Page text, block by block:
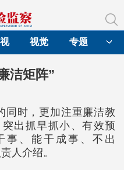
视觉 专题
洁矩阵”
同时，更加注重廉洁教
突出抓早抓小、有效预
事、能干成事、不出
人介绍。